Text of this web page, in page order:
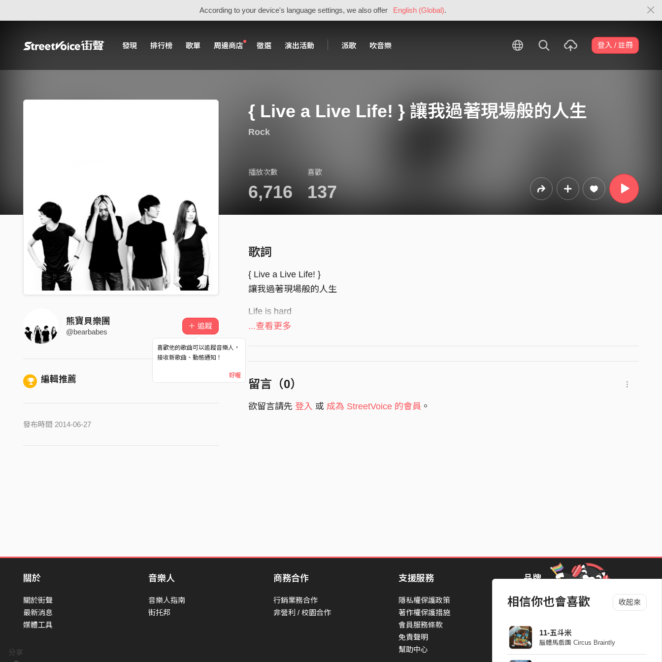
According to your device's language settings, we also offer English (Global).
發現 排行榜 歌單 周邊商店 徵選 演出活動 派歌 吹音樂 登入 / 註冊
分享
相信你也會喜歡 收起來
11-五斗米
腦體馬戲團 Circus Braintly
{ Live a Live Life! } 讓我過著現場般的人生
Rock
播放次數
6,716
喜歡
137
熊寶貝樂團
@bearbabes
＋ 追蹤
喜歡他的歌曲可以追蹤音樂人，
接收新歌曲、動態通知！
好喔
編輯推薦
發布時間 2014-06-27
歌詞
{ Live a Live Life! }
讓我過著現場般的人生
Life is hard
Life is short
我們都瞭解
生命的難處
生命的短暫
生命僅有此刻
誰都得面對它
...查看更多
留言（0）
欲留言請先 登入 或 成為 StreetVoice 的會員 。
關於
關於街聲
最新消息
媒體工具
音樂人
音樂人指南
街托邦
商務合作
行銷業務合作
非營利 / 校園合作
支援服務
隱私權保護政策
著作權保護措施
會員服務條款
免責聲明
幫助中心
品牌
StreetVoice Awards 街聲音樂獎
Blow 吹音樂
Packer 派歌
SimpleLife 簡單生活節